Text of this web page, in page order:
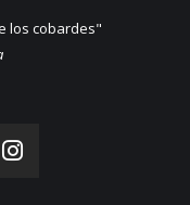
los cobardes"